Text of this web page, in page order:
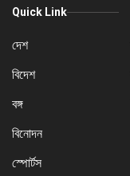
Quick Link
দেশ
বিদেশ
বঙ্গ
বিনোদন
স্পোর্টস